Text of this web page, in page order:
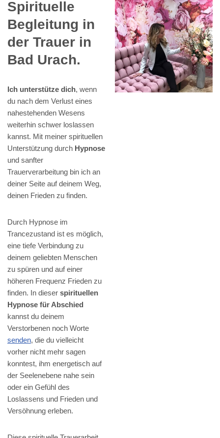
Spirituelle
Begleitung in
der Trauer in
Bad Urach.
Ich unterstütze dich, wenn
du nach dem Verlust eines
nahestehenden Wesens
weiterhin schwer loslassen
kannst. Mit meiner spirituellen
Unterstützung durch Hypnose
und sanfter
Trauerverarbeitung bin ich an
deiner Seite auf deinem Weg,
deinen Frieden zu finden.
Durch Hypnose im
Trancezustand ist es möglich,
eine tiefe Verbindung zu
deinem geliebten Menschen
zu spüren und auf einer
höheren Frequenz Frieden zu
finden. In dieser spirituellen
Hypnose für Abschied
kannst du deinem
Verstorbenen noch Worte
senden, die du vielleicht
vorher nicht mehr sagen
konntest, ihm energetisch auf
der Seelenebene nahe sein
oder ein Gefühl des
Loslassens und Frieden und
Versöhnung erleben.